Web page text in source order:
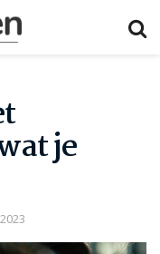
je